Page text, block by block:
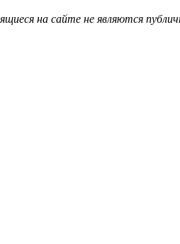
на сайте не являются